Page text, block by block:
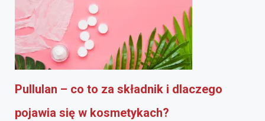
Pullulan – co to za składnik i dlaczego
pojawia się w kosmetykach?